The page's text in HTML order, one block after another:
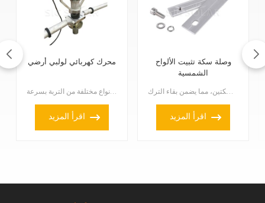
محرك كهربائي لولبي أرضي
تساعدك أداة تثبيت البراغي الأرضية الكهربائية على غرس البراغي الأرضية في أنواع مختلفة من التربة بسرعة...
اقرأ المزيد
وصلة سكة تثبيت الألواح
الشمسية
وصلة تثبيت الألواح الشمسية جزء مهم في تثبيت الألواح الشمسية. فهي تربط بين سكتين، مما يضمن بقاء الترك...
اقرأ المزيد